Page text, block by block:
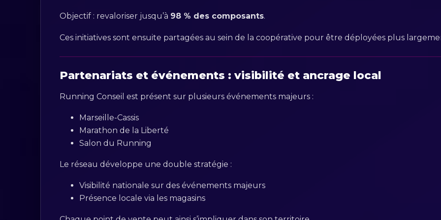
Objectif : revaloriser jusqu’à 98 % des composants.
Ces initiatives sont ensuite partagées au sein de la coopérative pour être déployées plus
Partenariats et événements : visibilité et ancrage local
Running Conseil est présent sur plusieurs événements majeurs :
Marseille-Cassis
Marathon de la Liberté
Salon du Running
Le réseau développe une double stratégie :
Visibilité nationale sur des événements majeurs
Présence locale via les magasins